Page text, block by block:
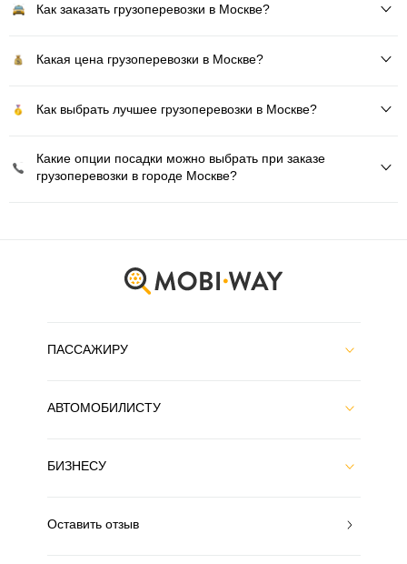
Как заказать грузоперевозки в Москве?
Какая цена грузоперевозки в Москве?
Как выбрать лучшее грузоперевозки в Москве?
Какие опции посадки можно выбрать при заказе
грузоперевозки в городе Москве?
ПАССАЖИРУ
АВТОМОБИЛИСТУ
БИЗНЕСУ
Оставить отзыв